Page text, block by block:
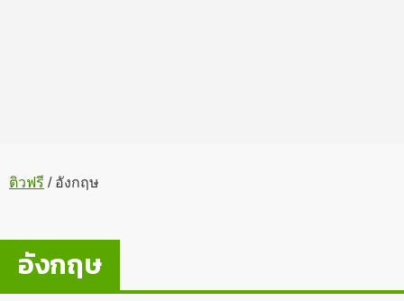
ติวฟรี /อังกฤษ
อังกฤษ